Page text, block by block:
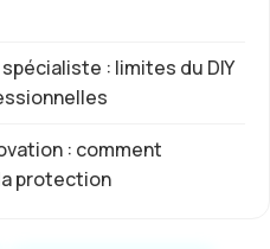
: limites du DIY
: comment
protection